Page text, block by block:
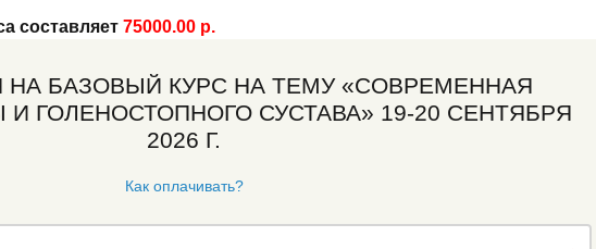
составляет 75000.00 р.
НА БАЗОВЫЙ КУРС НА ТЕМУ «СОВРЕМЕННАЯ
ГОЛЕНОСТОПНОГО СУСТАВА» 19-20 СЕНТЯБРЯ
2026 Г.
Как оплачивать?